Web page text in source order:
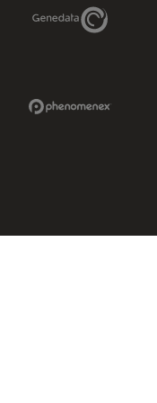
Genedata Link